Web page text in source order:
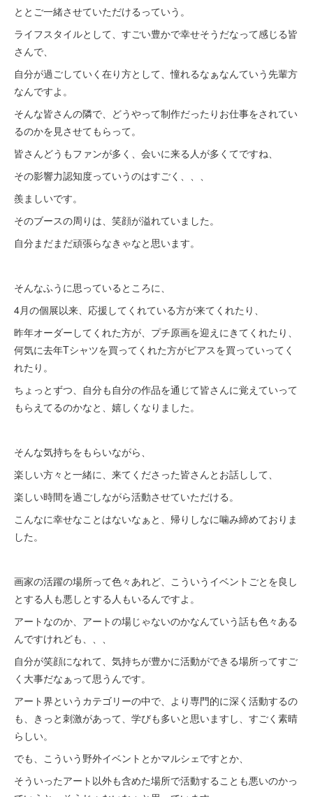
ととご一緒させていただけるっていう。
ライフスタイルとして、すごい豊かで幸せそうだなって感じる皆
さんで、
自分が過ごしていく在り方として、憧れるなぁなんていう先輩方
なんですよ。
そんな皆さんの隣で、どうやって制作だったりお仕事をされてい
るのかを見させてもらって。
皆さんどうもファンが多く、会いに来る人が多くてですね、
その影響力認知度っていうのはすごく、、、
羨ましいです。
そのブースの周りは、笑顔が溢れていました。
自分まだまだ頑張らなきゃなと思います。
そんなふうに思っているところに、
4月の個展以来、応援してくれている方が来てくれたり、
昨年オーダーしてくれた方が、プチ原画を迎えにきてくれたり、
何気に去年Tシャツを買ってくれた方がピアスを買っていってく
れたり。
ちょっとずつ、自分も自分の作品を通じて皆さんに覚えていって
もらえてるのかなと、嬉しくなりました。
そんな気持ちをもらいながら、
楽しい方々と一緒に、来てくださった皆さんとお話しして、
楽しい時間を過ごしながら活動させていただける。
こんなに幸せなことはないなぁと、帰りしなに噛み締めておりま
した。
画家の活躍の場所って色々あれど、こういうイベントごとを良し
とする人も悪しとする人もいるんですよ。
アートなのか、アートの場じゃないのかなんていう話も色々ある
んですけれども、、、
自分が笑顔になれて、気持ちが豊かに活動ができる場所ってすご
く大事だなぁって思うんです。
アート界というカテゴリーの中で、より専門的に深く活動するの
も、きっと刺激があって、学びも多いと思いますし、すごく素晴
らしい。
でも、こういう野外イベントとかマルシェですとか、
そういったアート以外も含めた場所で活動することも悪いのかっ